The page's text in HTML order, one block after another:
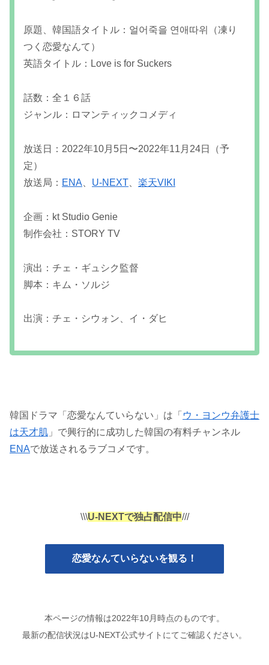
原題、韓国語タイトル：얼어죽을 연애따위（凍り
つく恋愛なんて）
英語タイトル：Love is for Suckers
話数：全１６話
ジャンル：ロマンティックコメディ
放送日：2022年10月5日〜2022年11月24日（予
定）
放送局： ENA U-NEXT 楽天VIKI
企画：kt Studio Genie
制作会社：STORY TV
演出：チェ・ギュシク監督
脚本：キム・ソルジ
出演：チェ・シウォン、イ・ダヒ
韓国ドラマ「恋愛なんていらない」は「 ウ・ヨンウ弁護士
は天才肌 」で興行的に成功した韓国の有料チャンネル
ENAで放送されるラブコメです。
\\\U-NEXTで独占配信中///
恋愛なんていらないを観る！
本ページの情報は2022年10月時点のものです。
最新の配信状況はU-NEXT公式サイトにてご確認ください。